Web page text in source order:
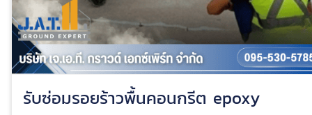
รับซ่อมรอยร้าวพื้นคอนกรีต epoxy